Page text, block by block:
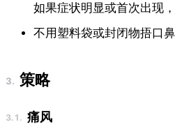
如果症状明显或首次出现，
不用塑料袋或封闭物捂口鼻
策略
痛风